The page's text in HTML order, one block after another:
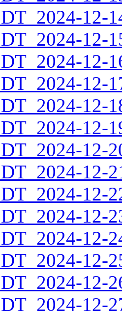
12-
12-
12-
12-
12-
12-
12-
12-
12-
12-
12-
12-
12-
12-